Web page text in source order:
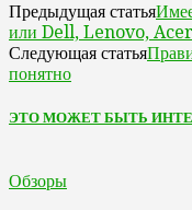
Предыдущая статья
или Dell, Lenovo,
Следующая статья
понятно
ЭТО МОЖЕТ БЫТЬ
Обзоры